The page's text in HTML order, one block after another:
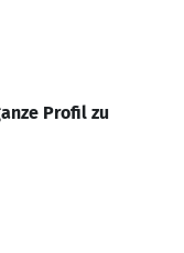
Profil zu